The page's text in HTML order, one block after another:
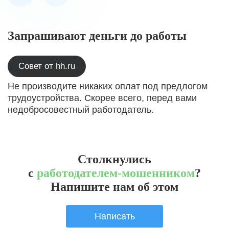
Запрашивают деньги до работы
Совет от hh.ru
Не производите никаких оплат под предлогом
трудоустройства. Скорее всего, перед вами
недобросовестный работодатель.
Столкнулись
с работодателем-мошенником?
Напишите нам об этом
Написать